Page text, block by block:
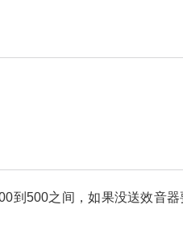
到500之间，如果没送效音